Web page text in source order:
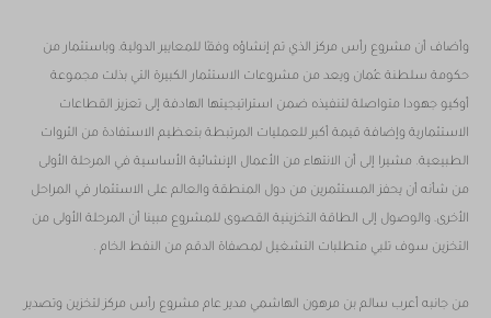
وأضاف أن مشروع رأس مركز الذي تم إنشاؤه وفقًا للمعايير الدولية، وباستثمار من
حكومة سلطنة عُمان ويعد من مشروعات الاستثمار الكبيرة التي بذلت مجموعة
أوكيو جهودا متواصلة لتنفيذه ضمن استراتيجيتها الهادفة إلى تعزيز القطاعات
الاستثمارية وإضافة قيمة أكبر للعمليات المرتبطة بتعظيم الاستفادة من الثروات
الطبيعية. مشيرا إلى أن الانتهاء من الأعمال الإنشائية الأساسية في المرحلة الأولى
من شأنه أن يحفز المستثمرين من دول المنطقة والعالم على الاستثمار في المراحل
الأخرى، والوصول إلى الطاقة التخزينية القصوى للمشروع مبينا أن المرحلة الأولى من
التخزين سوف تلبي متطلبات التشغيل لمصفاة الدقم من النفط الخام .
من جانبه أعرب سالم بن مرهون الهاشمي مدير عام مشروع رأس مركز لتخزين وتصدير